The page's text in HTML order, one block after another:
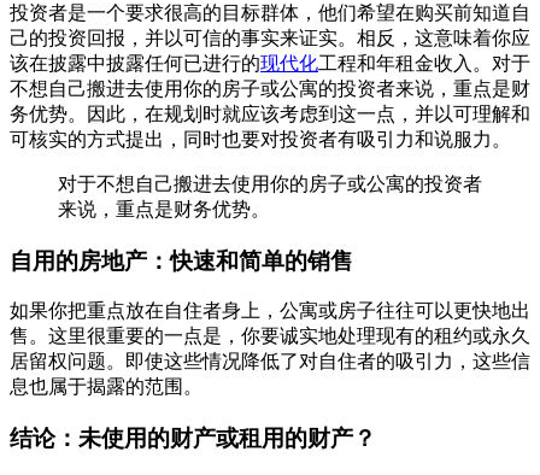
投资者是一个要求很高的目标群体，他们希望在购买前知道自
己的投资回报，并以可信的事实来证实。相反，这意味着你应
该在披露中披露任何已进行的现代化工程和年租金收入。对于
不想自己搬进去使用你的房子或公寓的投资者来说，重点是财
务优势。因此，在规划时就应该考虑到这一点，并以可理解和
可核实的方式提出，同时也要对投资者有吸引力和说服力。
对于不想自己搬进去使用你的房子或公寓的投资者
来说，重点是财务优势。
自用的房地产：快速和简单的销售
如果你把重点放在自住者身上，公寓或房子往往可以更快地出
售。这里很重要的一点是，你要诚实地处理现有的租约或永久
居留权问题。即使这些情况降低了对自住者的吸引力，这些信
息也属于揭露的范围。
结论：未使用的财产或租用的财产？